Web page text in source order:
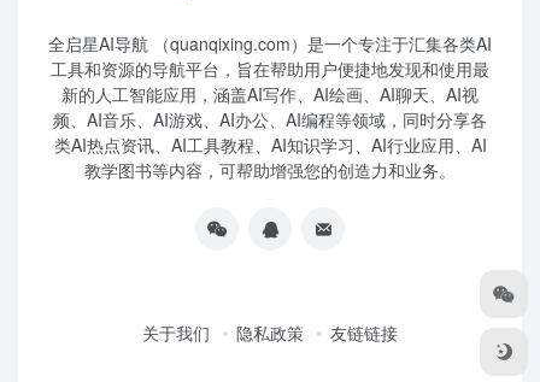
全启星AI导航 （quanqixing.com）是一个专注于汇集各类AI
工具和资源的导航平台，旨在帮助用户便捷地发现和使用最
新的人工智能应用，涵盖AI写作、AI绘画、AI聊天、AI视
频、AI音乐、AI游戏、AI办公、AI编程等领域，同时分享各
类AI热点资讯、AI工具教程、AI知识学习、AI行业应用、AI
教学图书等内容，可帮助增强您的创造力和业务。
关于我们 隐私政策 友链链接